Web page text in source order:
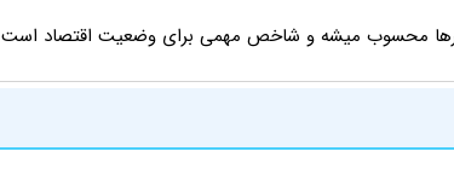
محسوب میشه و شاخص مهمی برای وضعیت اقتصاد است